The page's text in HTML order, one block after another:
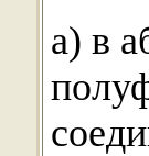
а) в